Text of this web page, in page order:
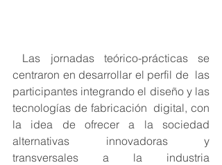
centraron en desarrollar el perfil de  las
participantes integrando el diseño y las
tecnologías de fabricación  digital, con
la idea de ofrecer a la sociedad
alternativas innovadoras y
transversales a la industria